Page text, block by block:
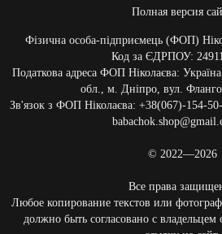
Полная версия
Фізична особа-підприємець (ФОП)
Код за ЄДРПОУ:
Податкова адреса ФОП Ніколаєва:
обл., м. Дніпро, вул.
Зв'язок з ФОП Ніколаєва: +38(067)-154-
© 2022—2026
Все права
Любое копирование текстов или
должно быть согласовано с